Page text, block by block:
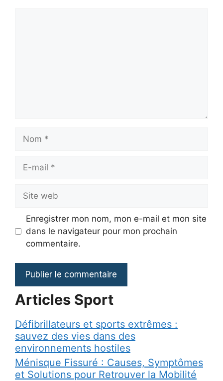
Nom
Site
web
Enregistrer mon nom, mon e-mail et mon site
dans le navigateur pour mon prochain
commentaire.
Articles Sport
Défibrillateurs et sports extrêmes :
sauvez des vies dans des
environnements hostiles
Ménisque Fissuré : Causes, Symptômes
et Solutions pour Retrouver la Mobilité